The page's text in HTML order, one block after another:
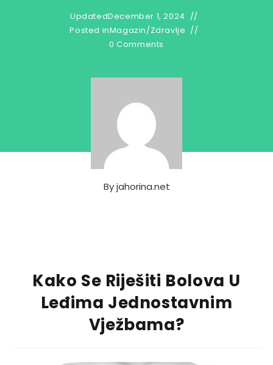
UpdatedDecember 1, 2024
Posted inMagazin/Zdravlje
0 Comments
Byjahorina.net
Kako Se Riješiti Bolova U
Leđima Jednostavnim
Vježbama?